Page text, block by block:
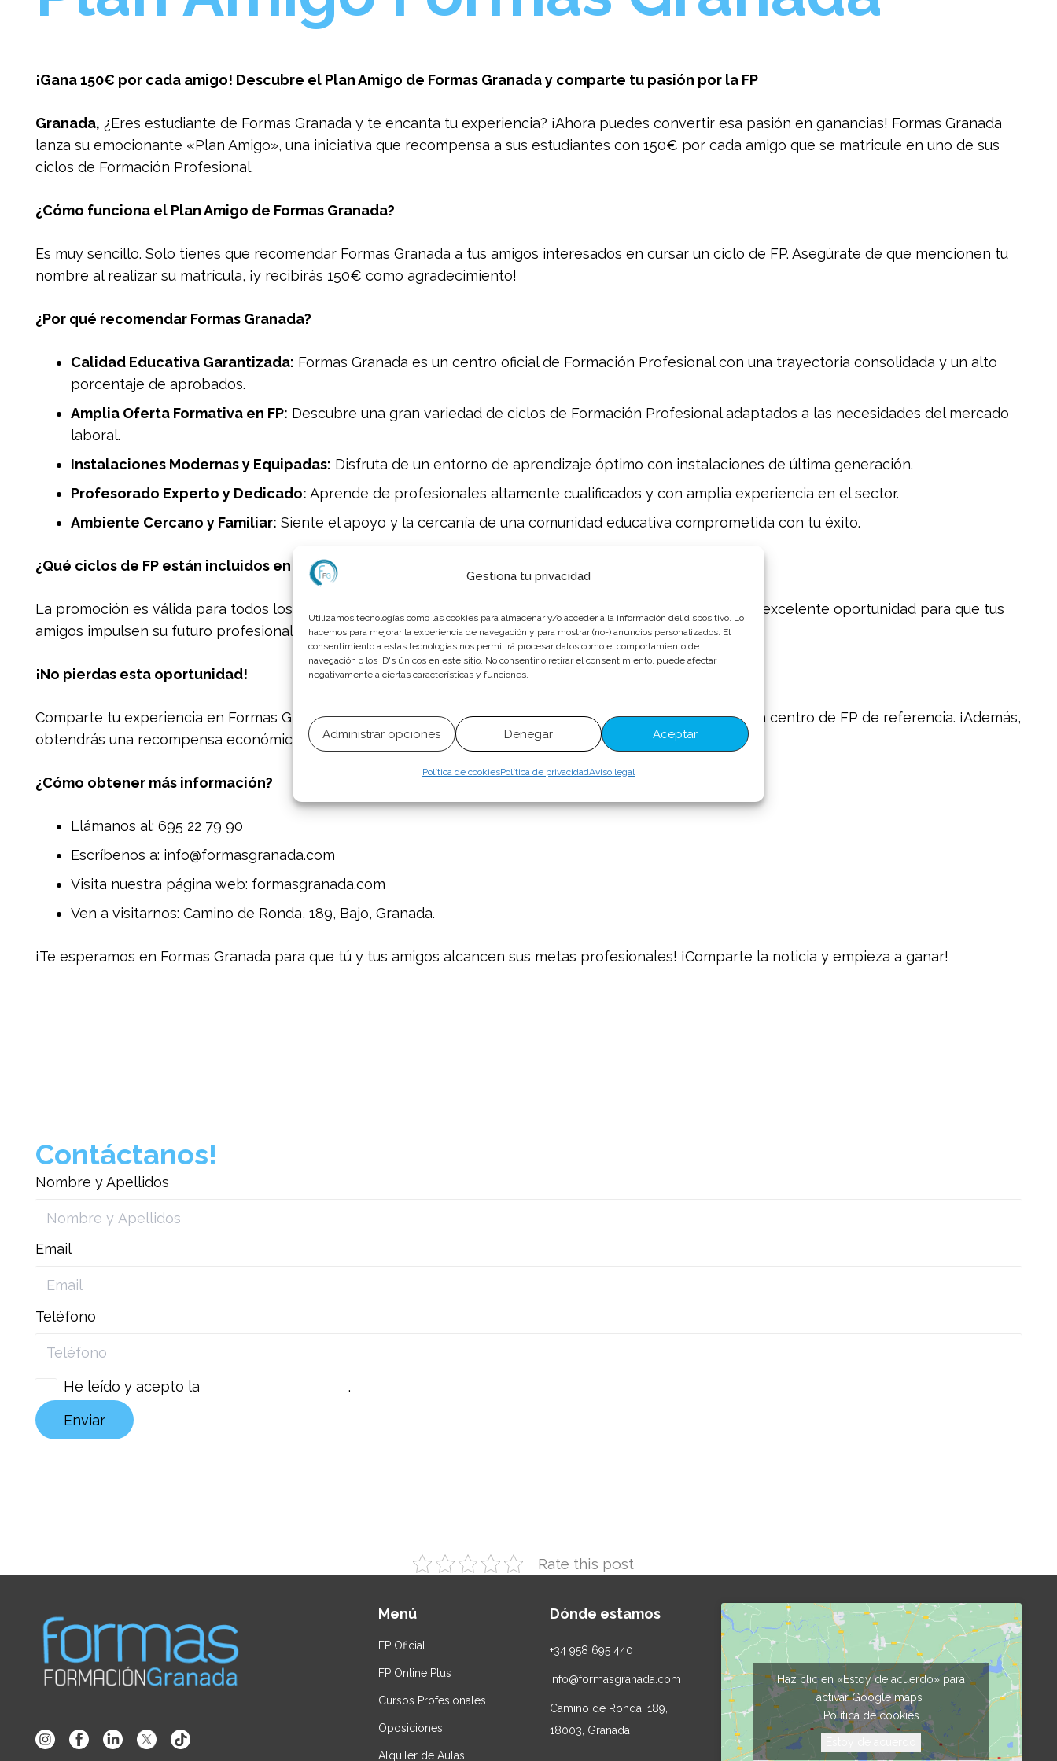
Gestiona tu privacidad
Utilizamos tecnologías como las cookies para almacenar y/o acceder a la información del dispositivo. Lo
hacemos para mejorar la experiencia de navegación y para mostrar (no-) anuncios personalizados. El
consentimiento a estas tecnologías nos permitirá procesar datos como el comportamiento de
navegación o los ID's únicos en este sitio. No consentir o retirar el consentimiento, puede afectar
negativamente a ciertas características y funciones.
Aceptar
Denegar
Administrar opciones
Política de cookiesPolítica de privacidadAviso legal
¡Gana 150€ por cada amigo! Descubre el Plan Amigo de Formas Granada y comparte tu pasión por la FP
Granada, ¿Eres estudiante de Formas Granada y te encanta tu experiencia? ¡Ahora puedes convertir esa pasión en ganancias! Formas Granada
lanza su emocionante «Plan Amigo», una iniciativa que recompensa a sus estudiantes con 150€ por cada amigo que se matricule en uno de sus
ciclos de Formación Profesional.
¿Cómo funciona el Plan Amigo de Formas Granada?
Es muy sencillo. Solo tienes que recomendar Formas Granada a tus amigos interesados en cursar un ciclo de FP. Asegúrate de que mencionen tu
nombre al realizar su matrícula, ¡y recibirás 150€ como agradecimiento!
¿Por qué recomendar Formas Granada?
Calidad Educativa Garantizada: Formas Granada es un centro oficial de Formación Profesional con una trayectoria consolidada y un alto
porcentaje de aprobados.
Amplia Oferta Formativa en FP: Descubre una gran variedad de ciclos de Formación Profesional adaptados a las necesidades del mercado
laboral.
Instalaciones Modernas y Equipadas: Disfruta de un entorno de aprendizaje óptimo con instalaciones de última generación.
Profesorado Experto y Dedicado: Aprende de profesionales altamente cualificados y con amplia experiencia en el sector.
Ambiente Cercano y Familiar: Siente el apoyo y la cercanía de una comunidad educativa comprometida con tu éxito.
¿Qué ciclos de FP están incluidos en el Plan Amigo?
La promoción es válida para todos los ciclos de Formación Profesional ofrecidos por Formas Granada. ¡Una excelente oportunidad para que tus
amigos impulsen su futuro profesional!
¡No pierdas esta oportunidad!
Comparte tu experiencia en Formas Granada y ayuda a tus amigos a descubrir las ventajas de estudiar en un centro de FP de referencia. ¡Además,
obtendrás una recompensa económica!
¿Cómo obtener más información?
Llámanos al: 695 22 79 90
Escríbenos a: info@formasgranada.com
Visita nuestra página web: formasgranada.com
Ven a visitarnos: Camino de Ronda, 189, Bajo, Granada.
¡Te esperamos en Formas Granada para que tú y tus amigos alcancen sus metas profesionales! ¡Comparte la noticia y empieza a ganar!
Contáctanos!
Nombre y Apellidos
Email
Teléfono
He leído y acepto la .
Rate this post
Menú
FP Oficial
FP Online Plus
Cursos Profesionales
Oposiciones
Alquiler de Aulas
Dónde estamos
+34 958 695 440
info@formasgranada.com
Camino de Ronda, 189,
18003, Granada
Haz clic en «Estoy de acuerdo» para
activar Google maps
Política de cookies